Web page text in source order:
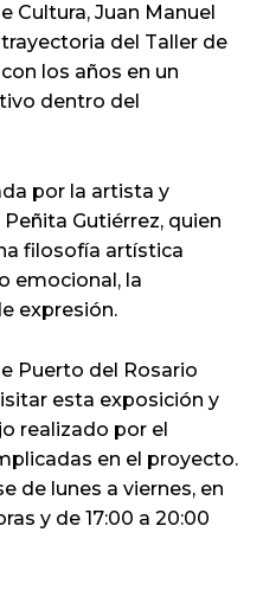
Cultura, Juan Manuel
del Taller de
los años en un
dentro del
por la artista y
Gutiérrez, quien
filosofía artística
emocional, la
expresión.
Puerto del Rosario
esta exposición y
realizado por el
en el proyecto.
de lunes a viernes, en
y de 17:00 a 20:00